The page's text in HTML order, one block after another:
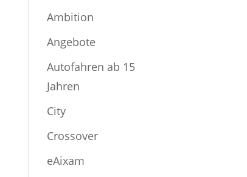
Ambition
Angebote
Autofahren ab 15
Jahren
City
Crossover
eAixam